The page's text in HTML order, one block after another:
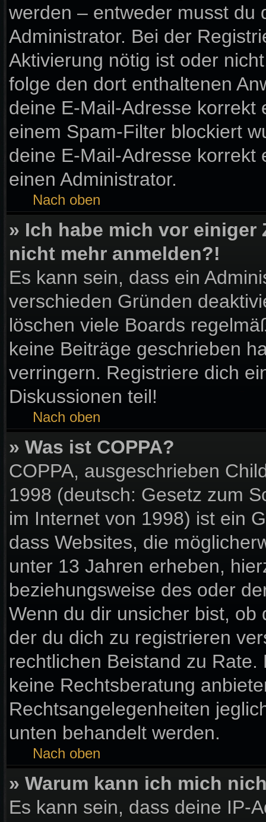
werden – entweder musst du
Administrator. Bei der
Aktivierung nötig ist oder
folge den dort enthaltenen
deine E-Mail-Adresse
einem Spam-Filter blockiert
deine E-Mail-Adresse
einen Administrator.
Nach oben
» Ich habe mich vor
nicht mehr anmelden?!
Es kann sein, dass ein
verschieden Gründen
löschen viele Boards
keine Beiträge geschrieben
verringern. Registriere dich
Diskussionen teil!
Nach oben
» Was ist COPPA?
COPPA, ausgeschrieben
1998 (deutsch: Gesetz zum
im Internet von 1998) ist ein
dass Websites, die
unter 13 Jahren erheben,
beziehungsweise des oder
Wenn du dir unsicher bist,
der du dich zu registrieren
rechtlichen Beistand zu
keine Rechtsberatung
Rechtsangelegenheiten
unten behandelt werden.
Nach oben
» Warum kann ich mich
Es kann sein, dass deine IP-